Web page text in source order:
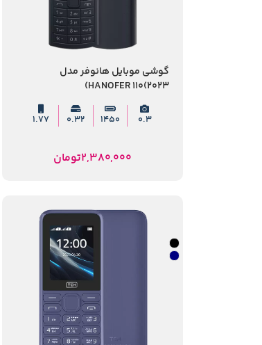
گوشی موبایل هانوفر مدل
HANOFER 110(2023)
0.3
1450
0.32
1.77
2,380,000تومان